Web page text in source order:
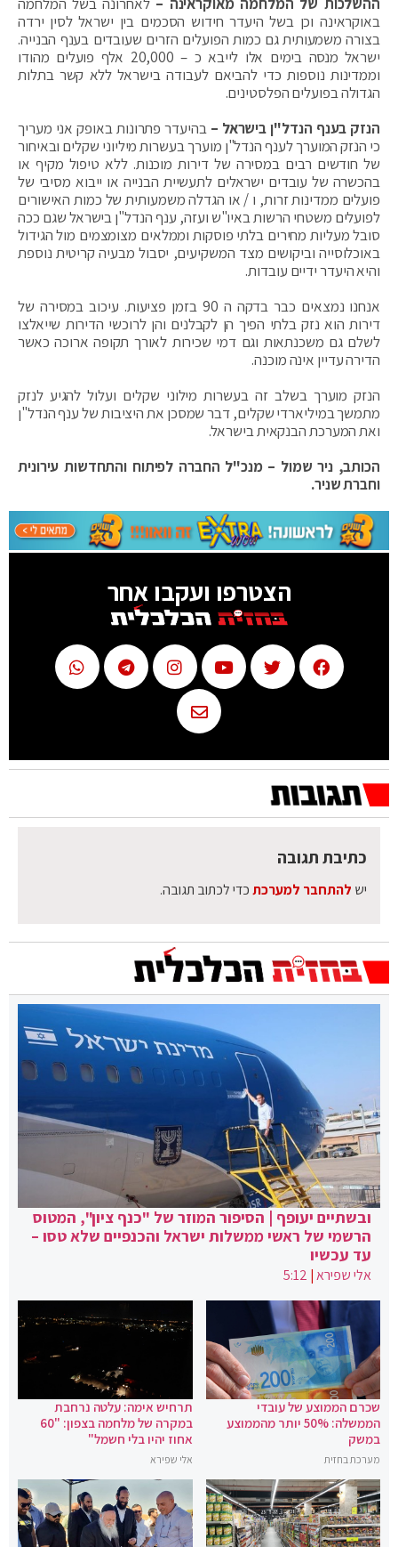
באוקראינה וכן בשל היעדר חידוש הסכמים בין ישראל לסין ירדה
בצורה משמעותית גם כמות הפועלים הזרים שעובדים בענף הבנייה.
ישראל מנסה בימים אלו לייבא כ – 20,000 אלף פועלים מהודו
וממדינות נוספות כדי להביאם לעבודה בישראל ללא קשר בתלות
הגדולה בפועלים הפלסטינים.
הנזק בענף הנדל"ן בישראל –בהיעדר פתרונות באופק אני מעריך
כי הנזק המוערך לענף הנדל"ן מוערך בעשרות מיליוני שקלים ובאיחור
של חודשים רבים במסירה של דירות מוכנות. ללא טיפול מקיף או
בהכשרה של עובדים ישראלים לתעשיית הבנייה או ייבוא מסיבי של
פועלים ממדינות זרות, ו / או הגדלה משמעותית של כמות האישורים
לפועלים משטחי הרשות באיו"ש ועזה, ענף הנדל"ן בישראל שגם ככה
סובל מעליות מחירים בלתי פוסקות וממלאים מצומצמים מול הגידול
באוכלוסייה וביקושים מצד המשקיעים, יסבול מבעיה קריטית נוספת
והיא היעדר ידיים עובדות.
אנחנו נמצאים כבר בדקה ה 90 בזמן פציעות. עיכוב במסירה של
דירות הוא נזק בלתי הפיך הן לקבלנים והן לרוכשי הדירות שייאלצו
לשלם גם משכנתאות וגם דמי שכירות לאורך תקופה ארוכה כאשר
הדירה עדיין אינה מוכנה.
הנזק מוערך בשלב זה בעשרות מילוני שקלים ועלול להגיע לנזק
מתמשך במיליארדי שקלים, דבר שמסכן את היציבות של ענף הנדל"ן
ואת המערכת הבנקאית בישראל.
הכותב, ניר שמול – מנכ"ל החברה לפיתוח והתחדשות עירונית
וחברת שניר.
הצטרפו ועקבו אחר
כתיבת תגובה
יש להתחבר למערכתכדי לכתוב תגובה.
ובשתיים יעופף | הסיפור המוזר של "כנף ציון", המטוס
הרשמי של ראשי ממשלות ישראל והכנפיים שלא טסו –
עד עכשיו
אלי שפירא|
5:12
שכרם הממוצע של עובדי
הממשלה: 50% יותר מהממוצע
במשק
מערכת בחזית
תרחיש אימה: עלטה נרחבת
במקרה של מלחמה בצפון: "60
אחוז יהיו בלי חשמל"
אלי שפירא